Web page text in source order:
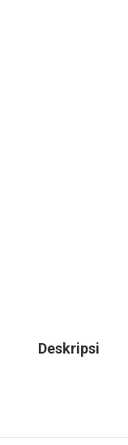
Deskripsi